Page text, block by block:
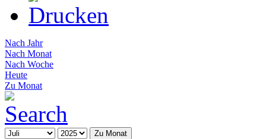
Nach Jahr
Nach Monat
Nach Woche
Heute
Zu Monat
Zu Monat